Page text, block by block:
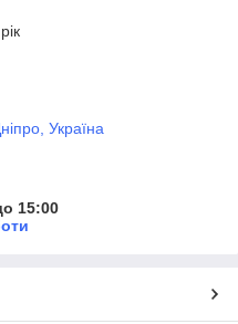
Україна
15:00